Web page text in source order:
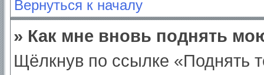
Вернуться к началу
» Как мне вновь поднять
Щёлкнув по ссылке «Поднять